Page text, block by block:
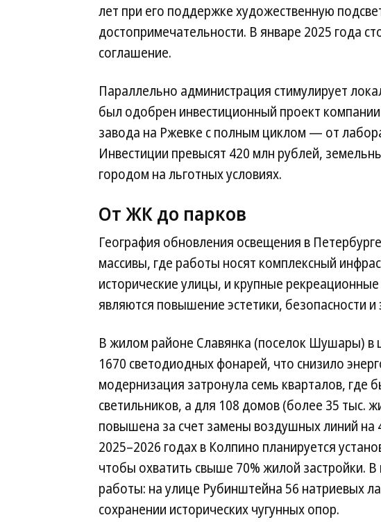
лет при его поддержке художественную
достопримечательности. В январе 2025 года
соглашение.
Параллельно администрация стимулирует
был одобрен инвестиционный проект
завода на Ржевке с полным циклом — от
Инвестиции превысят 420 млн рублей,
городом на льготных условиях.
От ЖК до парков
География обновления освещения в
массивы, где работы носят комплексный
исторические улицы, и крупные
являются повышение эстетики, безопасности и
В жилом районе Славянка (поселок Шушары) в
1670 светодиодных фонарей, что снизило
модернизация затронула семь кварталов, где
светильников, а для 108 домов (более 35 тыс.
повышена за счет замены воздушных линий на
2025–2026 годах в Колпино планируется
чтобы охватить свыше 70% жилой застройки.
работы: на улице Рубинштейна 56 натриевых
сохранении исторических чугунных опор.